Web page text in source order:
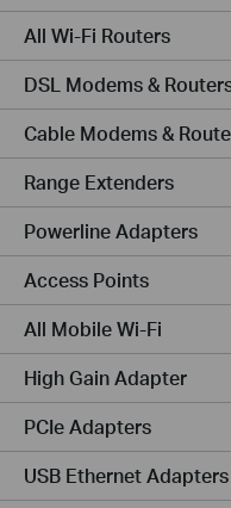
All Wi-Fi Routers
DSL Modems &
Cable Modems &
Range Extenders
Powerline Adapters
Access Points
All Mobile Wi-Fi
High Gain Adapter
PCIe Adapters
USB Ethernet Adapters